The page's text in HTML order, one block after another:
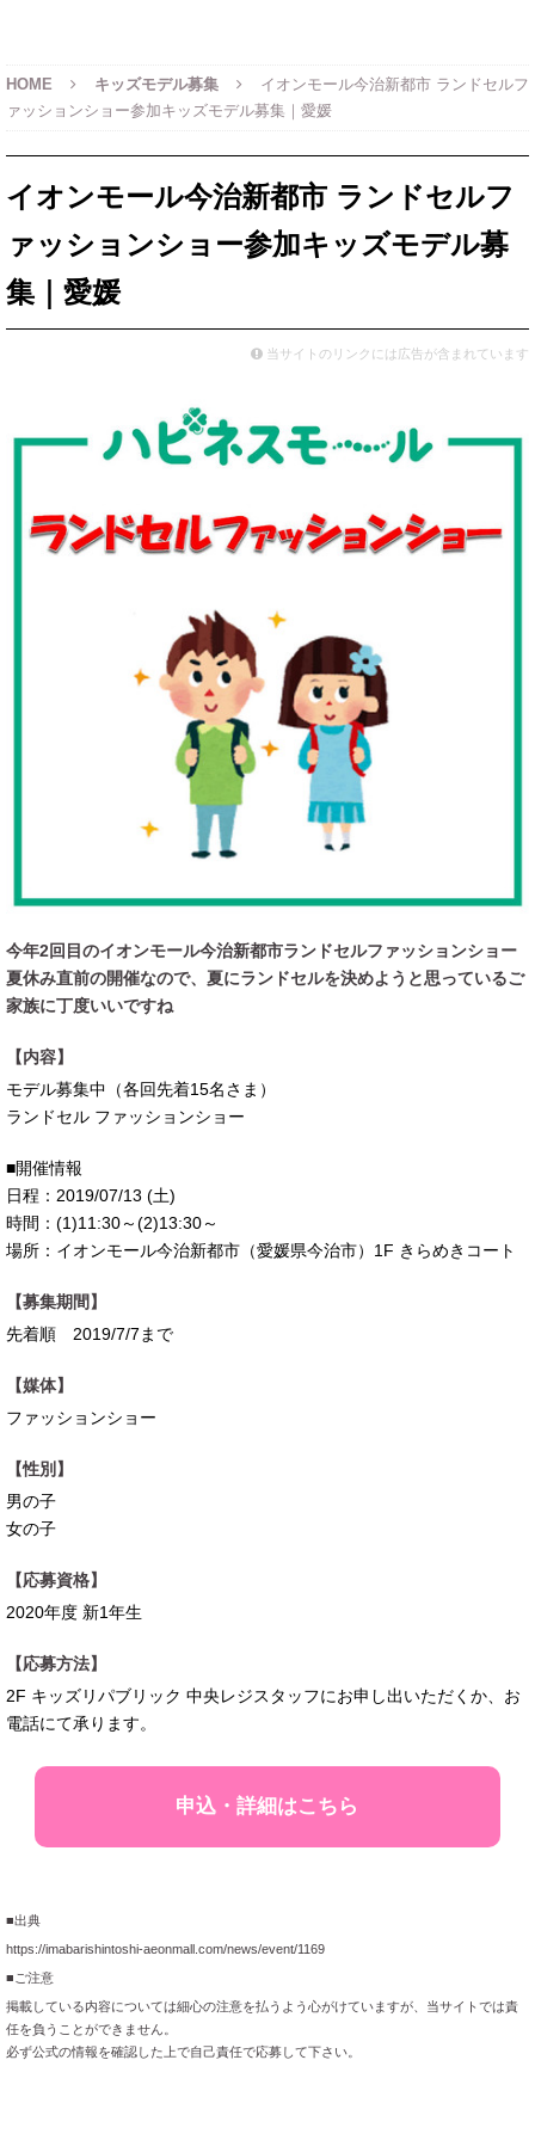
HOME キッズモデル募集
イオンモール今治新都市 ランドセルフ
ァッションショー参加キッズモデル募集｜愛媛
イオンモール今治新都市 ランドセルフ
ァッションショー参加キッズモデル募
集｜愛媛
当サイトのリンクには広告が含まれています
今年2回目のイオンモール今治新都市ランドセルファッションショー
夏休み直前の開催なので、夏にランドセルを決めようと思っているご
家族に丁度いいですね
【内容】
モデル募集中（各回先着15名さま）
ランドセル ファッションショー
■開催情報
日程：2019/07/13 (土)
時間：(1)11:30～(2)13:30～
場所：イオンモール今治新都市（愛媛県今治市）1F きらめきコート
【募集期間】
先着順 2019/7/7まで
【媒体】
ファッションショー
【性別】
男の子
女の子
【応募資格】
2020年度 新1年生
【応募方法】
2F キッズリパブリック 中央レジスタッフにお申し出いただくか、お
電話にて承ります。
申込・詳細はこちら
■出典
https://imabarishintoshi-aeonmall.com/news/event/1169
■ご注意
掲載している内容については細心の注意を払うよう心がけていますが、当サイトでは責
任を負うことができません。
必ず公式の情報を確認した上で自己責任で応募して下さい。